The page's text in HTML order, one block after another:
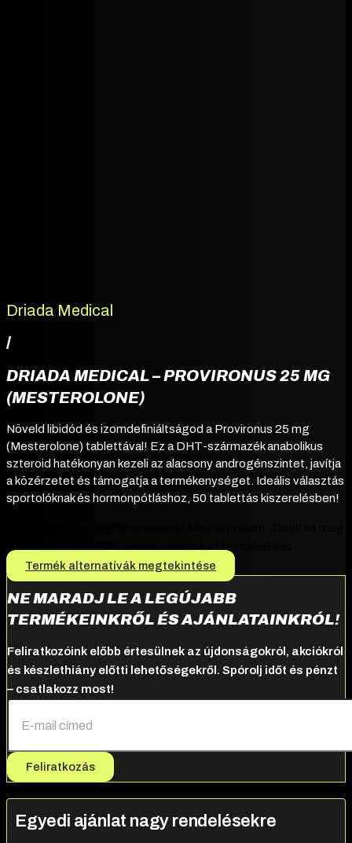
Driada Medical
/
DRIADA MEDICAL – PROVIRONUS 25 MG
(MESTEROLONE)
Növeld libidód és izomdefiniáltságod a Provironus 25 mg
(Mesterolone) tablettával! Ez a DHT-származék anabolikus
szteroid hatékonyan kezeli az alacsony androgénszintet, javítja
a közérzetet és támogatja a termékenységet. Ideális választás
sportolóknak és hormonpótláshoz, 50 tablettás kiszerelésben!
Termék alternatívák megtekintése
NE MARADJ LE A LEGÚJABB
TERMÉKEINKRŐL ÉS AJÁNLATAINKRÓL!
Feliratkozóink előbb értesülnek az újdonságokról, akciókról
és készlethiány előtti lehetőségekről. Spórolj időt és pénzt
– csatlakozz most!
Feliratkozás
Egyedi ajánlat nagy rendelésekre